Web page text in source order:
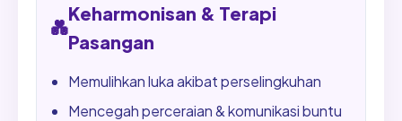
💑
Keharmonisan & Terapi
Pasangan
Memulihkan luka akibat perselingkuhan
Mencegah perceraian & komunikasi buntu